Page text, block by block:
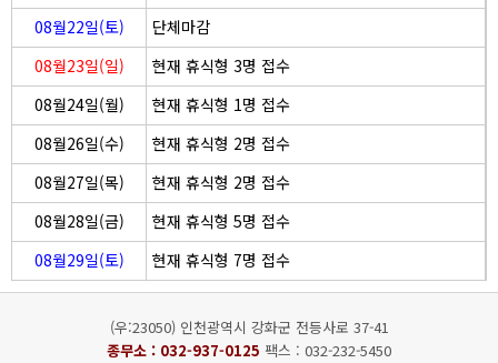
08월22일(토)
단체마감
08월23일(일)
현재 휴식형 3명 접수
08월24일(월)
현재 휴식형 1명 접수
08월26일(수)
현재 휴식형 2명 접수
08월27일(목)
현재 휴식형 2명 접수
08월28일(금)
현재 휴식형 5명 접수
08월29일(토)
현재 휴식형 7명 접수
(우:23050) 인천광역시 강화군 전등사로 37-41
종무소 : 032-937-0125 팩스 : 032-232-5450